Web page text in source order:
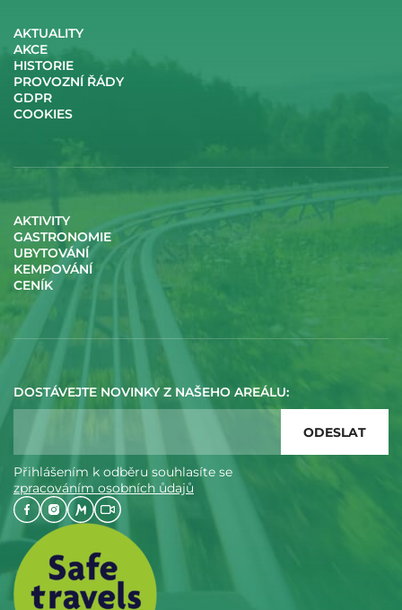
AKTUALITY
AKCE
HISTORIE
PROVOZNÍ ŘÁDY
GDPR
COOKIES
AKTIVITY
GASTRONOMIE
UBYTOVÁNÍ
KEMPOVÁNÍ
CENÍK
DOSTÁVEJTE NOVINKY Z NAŠEHO AREÁLU:
Přihlášením k odběru souhlasíte se
zpracováním osobních ůdajů